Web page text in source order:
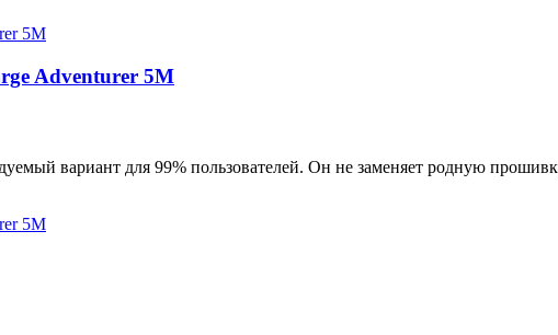
Adventurer 5M
вариант для 99% пользователей. Он не заменяет родную